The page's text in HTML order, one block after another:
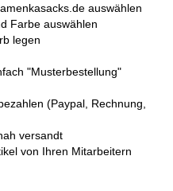
auswählen
Farbe auswählen
legen
"Musterbestellung"
(Paypal, Rechnung,
versandt
von Ihren Mitarbeitern